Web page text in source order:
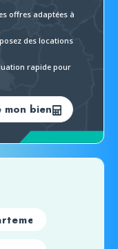
offres adaptées à
des locations
rapide pour
mon bien